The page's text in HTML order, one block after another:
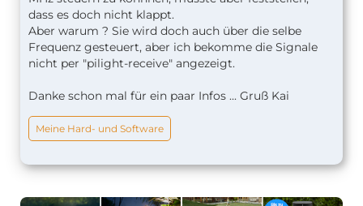
dass es doch nicht klappt.
Aber warum ? Sie wird doch auch über die selbe
Frequenz gesteuert, aber ich bekomme die Signale
nicht per "pilight-receive" angezeigt.
Danke schon mal für ein paar Infos ... Gruß Kai
Meine Hard- und Software